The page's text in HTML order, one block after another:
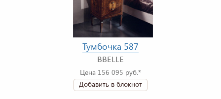
Тумбочка 587
BBELLE
Цена 156 095 руб.*
Добавить в блокнот